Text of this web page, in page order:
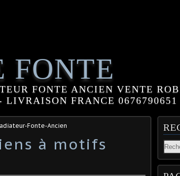
FONTE
FONTE ANCIEN VENTE
LIVRAISON FRANCE
Fonte-Ancien
à motifs